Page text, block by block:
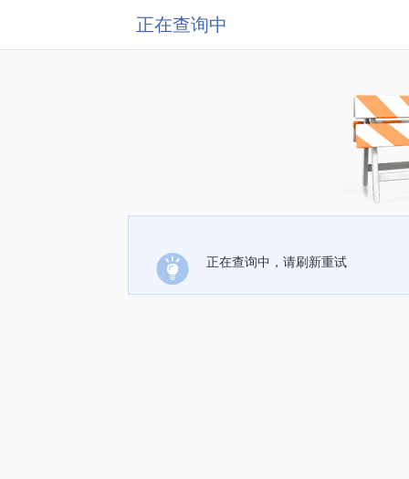
正在查询中
正在查询中，请刷新重试